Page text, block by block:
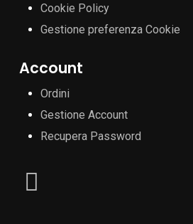
Cookie Policy
Gestione preferenza Cookie
Account
Ordini
Gestione Account
Recupera Password